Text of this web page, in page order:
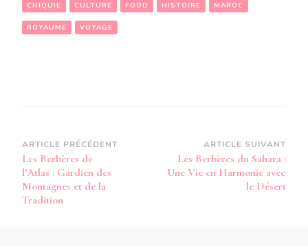
CHIQUIE CULTURE FOOD HISTOIRE MAROC
ROYAUME VOYAGE
Navigation
d’article
ARTICLE PRÉCÉDENT
Les Berbères de
l’Atlas : Gardien des
Montagnes et de la
Tradition
ARTICLE SUIVANT
Les Berbères du Sahara :
Une Vie en Harmonie avec
le Désert